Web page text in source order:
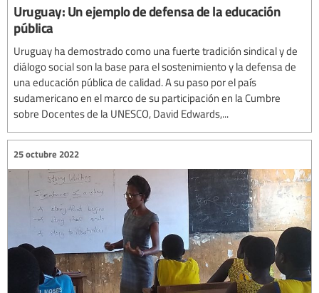
Uruguay: Un ejemplo de defensa de la educación
pública
Uruguay ha demostrado como una fuerte tradición sindical y de
diálogo social son la base para el sostenimiento y la defensa de
una educación pública de calidad. A su paso por el país
sudamericano en el marco de su participación en la Cumbre
sobre Docentes de la UNESCO, David Edwards,...
25 octubre 2022